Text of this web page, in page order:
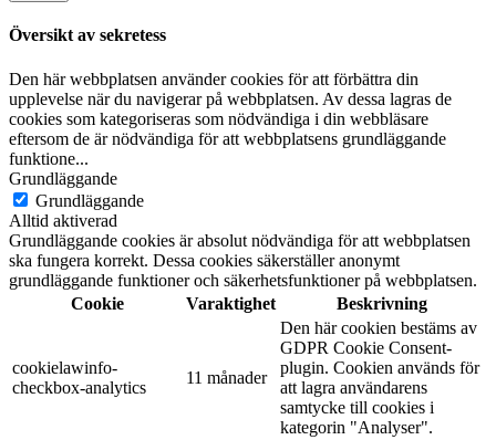
Översikt av sekretess
Den här webbplatsen använder cookies för att förbättra din
upplevelse när du navigerar på webbplatsen. Av dessa lagras de
cookies som kategoriseras som nödvändiga i din webbläsare
eftersom de är nödvändiga för att webbplatsens grundläggande
funktione...
Grundläggande
Grundläggande
Alltid aktiverad
Grundläggande cookies är absolut nödvändiga för att webbplatsen
ska fungera korrekt. Dessa cookies säkerställer anonymt
grundläggande funktioner och säkerhetsfunktioner på webbplatsen.
Cookie
Varaktighet Beskrivning
cookielawinfo-
checkbox-analytics
11 månader
Den här cookien bestäms av
GDPR Cookie Consent-
plugin. Cookien används för
att lagra användarens
samtycke till cookies i
kategorin "Analyser".